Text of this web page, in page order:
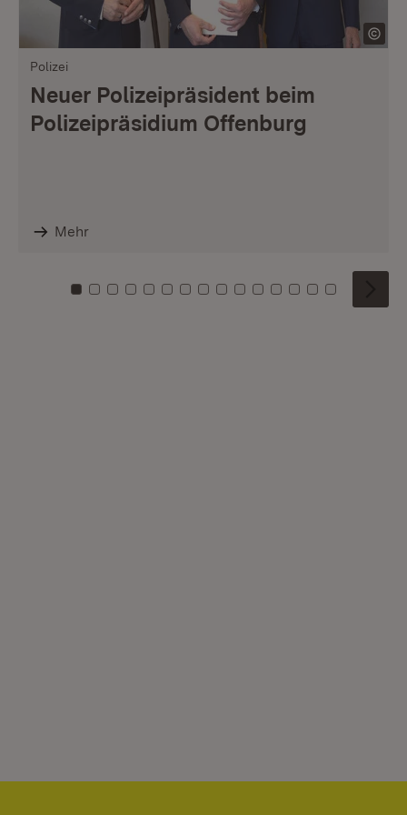
Polizei
Neuer Polizeipräsident beim
Polizeipräsidium Offenburg
Mehr
Zu Kachel: 0
Zu Kachel: 1
Zu Kachel: 2
Zu Kachel: 3
Zu Kachel: 4
Zu Kachel: 5
Zu Kachel: 6
Zu Kachel: 7
Zu Kachel: 8
Zu Kachel: 9
Zu Kachel: 10
Zu Kachel: 11
Zu Kachel: 12
Zu Kachel:
Zu